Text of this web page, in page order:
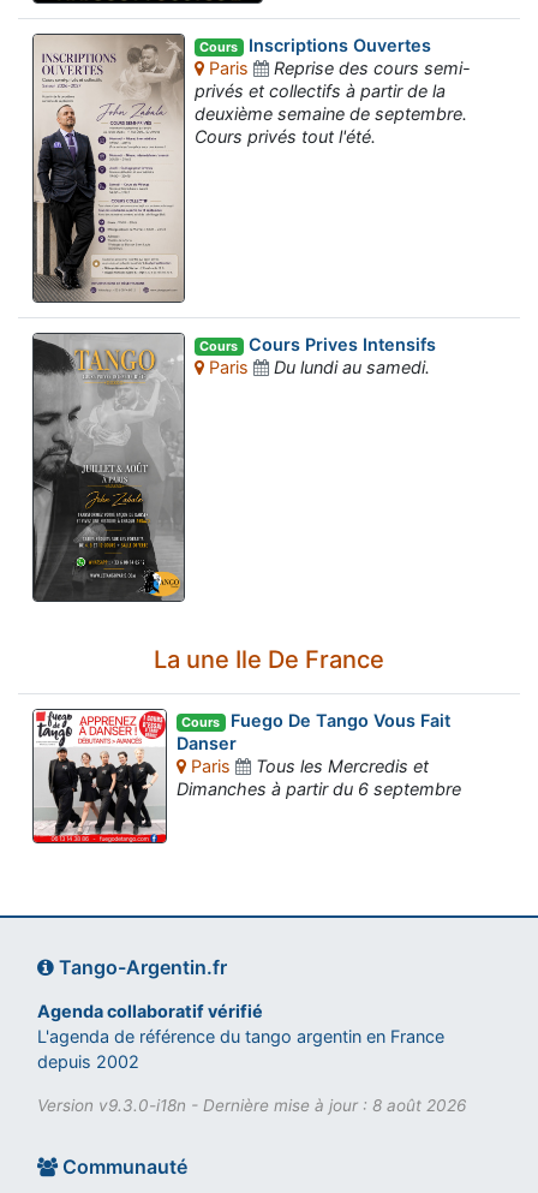
Cours Inscriptions Ouvertes
Paris
Reprise des cours semi-
privés et collectifs à partir de la
deuxième semaine de septembre.
Cours privés tout l'été.
Cours Cours Prives Intensifs
Paris
Du lundi au samedi.
La une Ile De France
Cours Fuego De Tango Vous Fait
Danser
Paris
Tous les Mercredis et
Dimanches à partir du 6 septembre
Tango-Argentin.fr
Agenda collaboratif vérifié
L'agenda de référence du tango argentin en France
depuis 2002
Version v9.3.0-i18n - Dernière mise à jour : 8 août 2026
Communauté